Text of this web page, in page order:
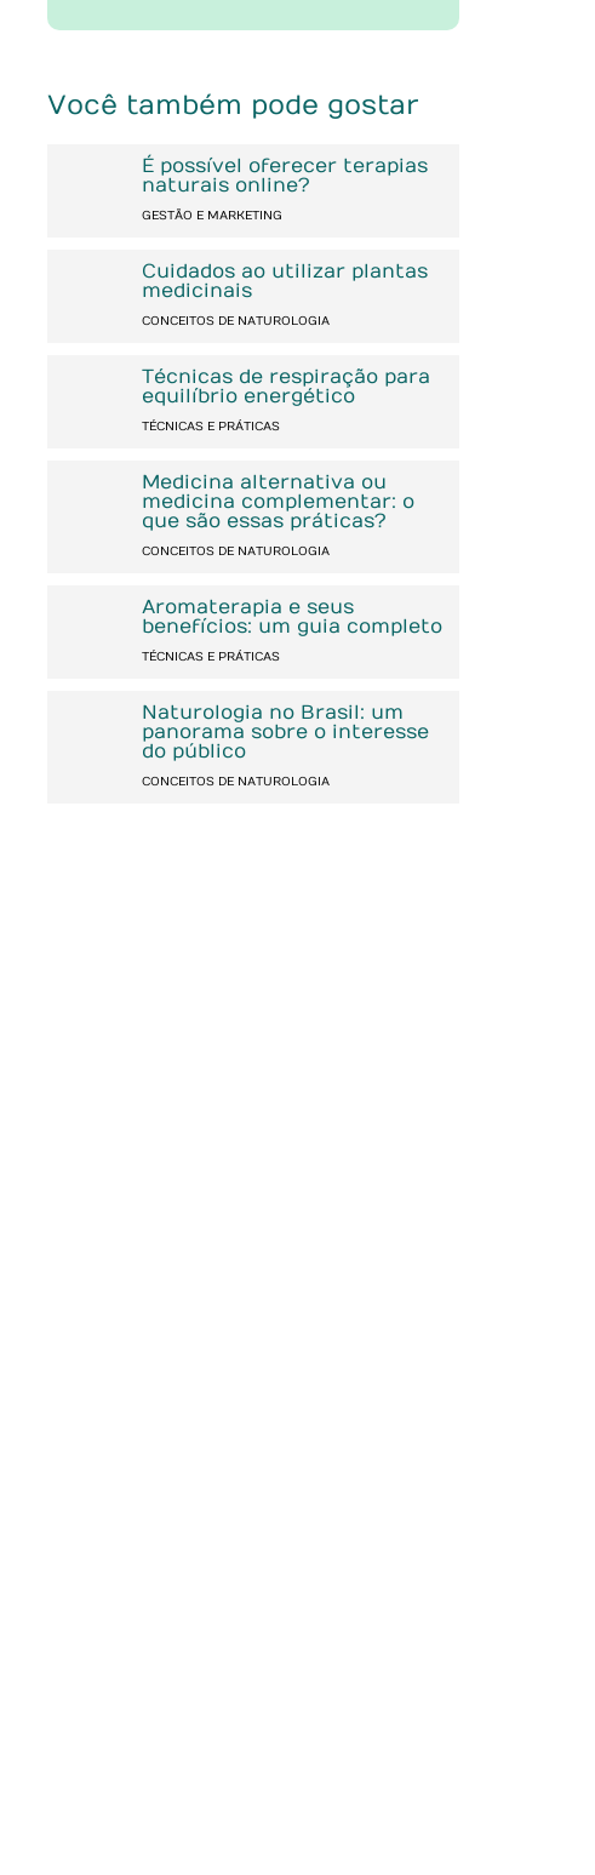
Você também pode gostar
É possível oferecer terapias
naturais online?
GESTÃO E MARKETING
Cuidados ao utilizar plantas
medicinais
CONCEITOS DE NATUROLOGIA
Técnicas de respiração para
equilíbrio energético
TÉCNICAS E PRÁTICAS
Medicina alternativa ou
medicina complementar: o
que são essas práticas?
CONCEITOS DE NATUROLOGIA
Aromaterapia e seus
benefícios: um guia completo
TÉCNICAS E PRÁTICAS
Naturologia no Brasil: um
panorama sobre o interesse
do público
CONCEITOS DE NATUROLOGIA